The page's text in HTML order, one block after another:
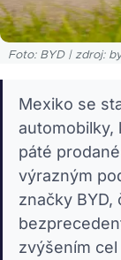
Foto: BYD | zdroj:
Mexiko se
automobilky,
páté
výrazným
značky BYD,
zvýšením